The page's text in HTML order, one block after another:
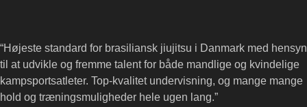
“Højeste standard for brasiliansk jiujitsu i Danmark med hensyn
til at udvikle og fremme talent for både mandlige og kvindelige
kampsportsatleter. Top-kvalitet undervisning, og mange mange
hold og træningsmuligheder hele ugen lang.”